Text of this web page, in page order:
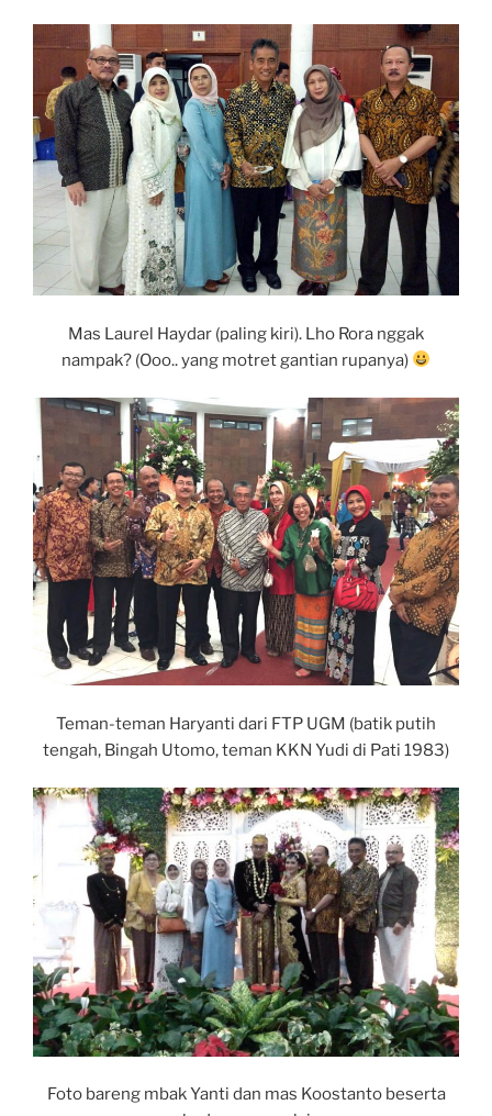
Mas Laurel Haydar (paling kiri). Lho Rora nggak
nampak? (Ooo.. yang motret gantian rupanya)
Teman-teman Haryanti dari FTP UGM (batik putih
tengah, Bingah Utomo, teman KKN Yudi di Pati 1983)
Foto bareng mbak Yanti dan mas Koostanto beserta